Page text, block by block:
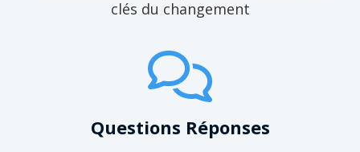
clés du changement
Questions Réponses